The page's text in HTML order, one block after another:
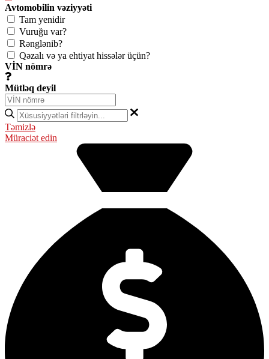
Avtomobilin vəziyyəti
Tam yenidir
Vuruğu var?
Rənglənib?
Qəzalı və ya ehtiyat hissələr üçün?
VİN nömrə
Mütləq deyil
Təmizlə
Müraciət edin